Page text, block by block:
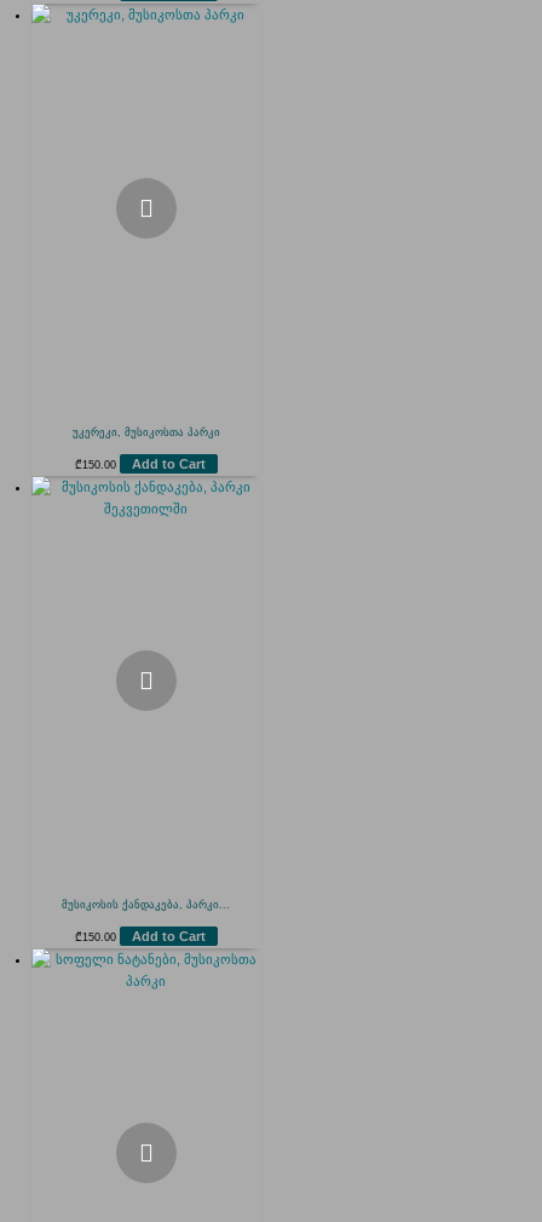
უკერეკი, მუსიკოსთა პარკი
₾ 150.00 Add to Cart
მუსიკოსის ქანდაკება, პარკი...
₾ 150.00 Add to Cart